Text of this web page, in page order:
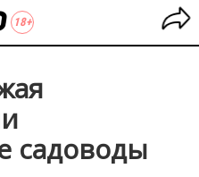
садоводы